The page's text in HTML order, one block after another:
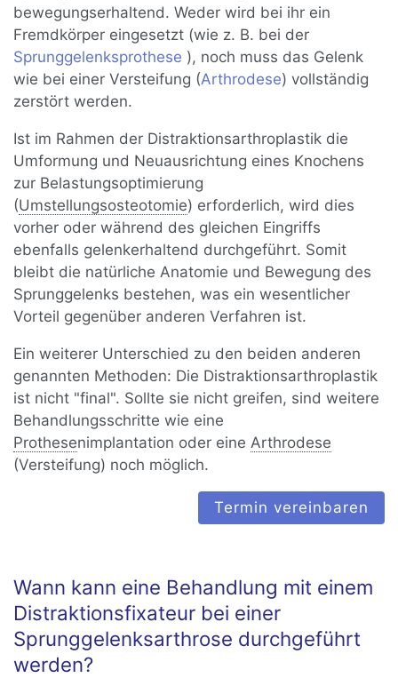
bewegungserhaltend. Weder wird bei ihr ein
Fremdkörper eingesetzt (wie z. B. bei der
Sprunggelenksprothese ), noch muss das Gelenk
wie bei einer Versteifung (Arthrodese) vollständig
zerstört werden.
Ist im Rahmen der Distraktionsarthroplastik die
Umformung und Neuausrichtung eines Knochens
zur Belastungsoptimierung
(Umstellungsosteotomie) erforderlich, wird dies
vorher oder während des gleichen Eingriffs
ebenfalls gelenkerhaltend durchgeführt. Somit
bleibt die natürliche Anatomie und Bewegung des
Sprunggelenks bestehen, was ein wesentlicher
Vorteil gegenüber anderen Verfahren ist.
Ein weiterer Unterschied zu den beiden anderen
genannten Methoden: Die Distraktionsarthroplastik
ist nicht "final". Sollte sie nicht greifen, sind weitere
Behandlungsschritte wie eine
Prothesenimplantation oder eineArthrodese
(Versteifung) noch möglich.
Termin vereinbaren
Wann kann eine Behandlung mit einem
Distraktionsfixateur bei einer
Sprunggelenksarthrose durchgeführt
werden?